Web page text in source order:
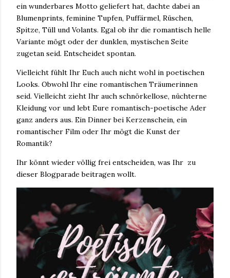
ein wunderbares Motto geliefert hat, dachte dabei an
Blumenprints, feminine Tupfen, Puffärmel, Rüschen,
Spitze, Tüll und Volants. Egal ob ihr die romantisch helle
Variante mögt oder der dunklen, mystischen Seite
zugetan seid. Entscheidet spontan.
Vielleicht fühlt Ihr Euch auch nicht wohl in poetischen
Looks. Obwohl Ihr eine romantischen Träumerinnen
seid. Vielleicht zieht Ihr auch schnörkellose, nüchterne
Kleidung vor und lebt Eure romantisch-poetische Ader
ganz anders aus. Ein Dinner bei Kerzenschein, ein
romantischer Film oder Ihr mögt die Kunst der
Romantik?
Ihr könnt wieder völlig frei entscheiden, was Ihr zu
dieser Blogparade beitragen wollt.